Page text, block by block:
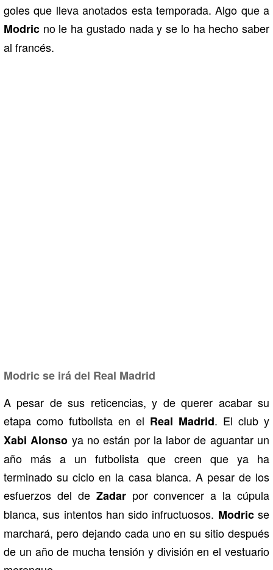
goles que lleva anotados esta temporada. Algo que a
Modric no le ha gustado nada y se lo ha hecho saber
al francés.
Modric se irá del Real Madrid
A pesar de sus reticencias, y de querer acabar su
etapa como futbolista en el Real Madrid. El club y
Xabi Alonso ya no están por la labor de aguantar un
año más a un futbolista que creen que ya ha
terminado su ciclo en la casa blanca. A pesar de los
esfuerzos del de Zadarpor convencer a la cúpula
blanca, sus intentos han sido infructuosos. Modricse
marchará, pero dejando cada uno en su sitio después
de un año de mucha tensión y división en el vestuario